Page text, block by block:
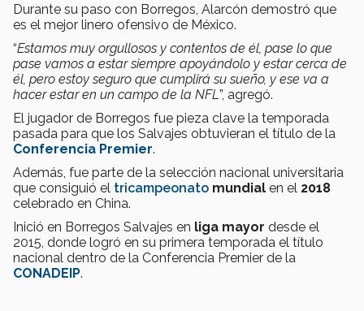
Durante su paso con Borregos, Alarcón demostró que
es el mejor linero ofensivo de México.
“Estamos muy orgullosos y contentos de él, pase lo que
pase vamos a estar siempre apoyándolo y estar cerca de
él, pero estoy seguro que cumplirá su sueño, y ese va a
hacer estar en un campo de la NFL ”, agregó.
El jugador de Borregos fue pieza clave la temporada
pasada para que los Salvajes obtuvieran el título de la
Conferencia Premier.
Además, fue parte de la selección nacional universitaria
que consiguió el tricampeonato mundial en el 2018
celebrado en China.
Inició en Borregos Salvajes en liga mayor desde el
2015, donde logró en su primera temporada el título
nacional dentro de la Conferencia Premier de la
CONADEIP.